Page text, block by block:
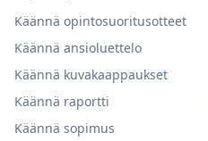
Käännä opintosuoritusotteet
Käännä ansioluettelo
Käännä kuvakaappaukset
Käännä raportti
Käännä sopimus